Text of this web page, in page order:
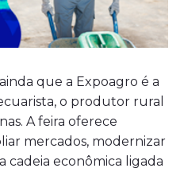
que a Expoagro é a
o produtor rural
A feira oferece
mercados, modernizar
cadeia econômica ligada